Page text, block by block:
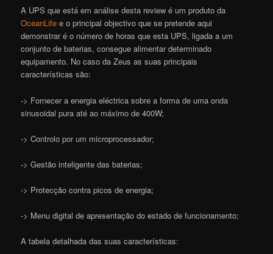
A UPS que está em análise desta review é um produto da
OceanLife e o principal objectivo que se pretende aqui
demonstrar é o número de horas que esta UPS, ligada a um
conjunto de baterias, consegue alimentar determinado
equipamento. No caso da Zeus as suas principais
características são:
-> Fornecer a energia eléctrica sobre a forma de uma onda
sinusoidal pura até ao máximo de 400W;
-> Controlo por um microprocessador;
-> Gestão inteligente das baterias;
-> Protecção contra picos de energia;
-> Menu digital de apresentação do estado de funcionamento;
A tabela detalhada das suas características: